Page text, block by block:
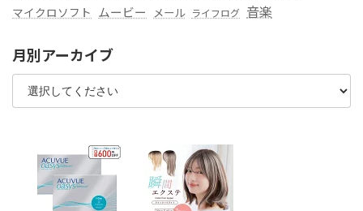
マイクロソフト ムービー メール ライフログ 音楽
月別アーカイブ